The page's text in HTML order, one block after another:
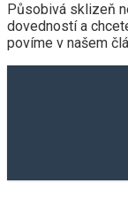
Působivá sklizeň
dovedností a
povíme v našem